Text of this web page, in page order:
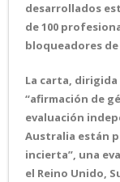
desarrollados
de 100
bloqueadores
La carta,
“afirmación de
evaluación
Australia están
incierta”, una
el Reino Unido,